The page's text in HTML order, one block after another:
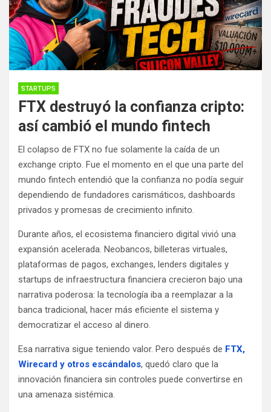
STARTUPS
FTX destruyó la confianza cripto:
así cambió el mundo fintech
El colapso de FTX no fue solamente la caída de un
exchange cripto. Fue el momento en el que una parte del
mundo fintech entendió que la confianza no podía seguir
dependiendo de fundadores carismáticos, dashboards
privados y promesas de crecimiento infinito.
Durante años, el ecosistema financiero digital vivió una
expansión acelerada. Neobancos, billeteras virtuales,
plataformas de pagos, exchanges, lenders digitales y
startups de infraestructura financiera crecieron bajo una
narrativa poderosa: la tecnología iba a reemplazar a la
banca tradicional, hacer más eficiente el sistema y
democratizar el acceso al dinero.
Esa narrativa sigue teniendo valor. Pero después de FTX,
Wirecard y otros escándalos, quedó claro que la
innovación financiera sin controles puede convertirse en
una amenaza sistémica.